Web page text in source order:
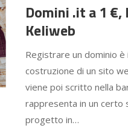
Domini .it a 1
Keliweb
Registrare un dominio
costruzione di un sito
viene poi scritto nella
rappresenta in un certo
progetto in…